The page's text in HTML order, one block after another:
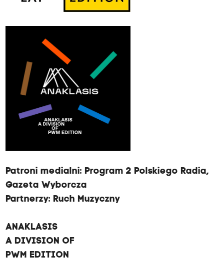
Patroni medialni: Program 2 Polskiego Radia,
Gazeta Wyborcza
Partnerzy: Ruch Muzyczny
ANAKLASIS
A DIVISION OF
PWM EDITION